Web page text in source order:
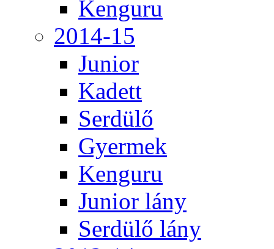
Kenguru
2014-15
Junior
Kadett
Serdülő
Gyermek
Kenguru
Junior lány
Serdülő lány